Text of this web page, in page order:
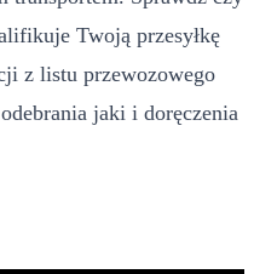
Twoją przesyłkę
z listu przewozowego
jaki i doręczenia